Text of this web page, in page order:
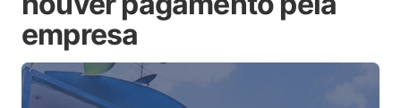
empresa